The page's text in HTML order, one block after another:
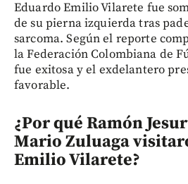
Eduardo Emilio Vilarete fue
de su pierna izquierda tras
sarcoma. Según el reporte
la Federación Colombiana de
fue exitosa y el exdelantero
favorable.
¿Por qué Ramón
Mario Zuluaga
Emilio Vilarete?